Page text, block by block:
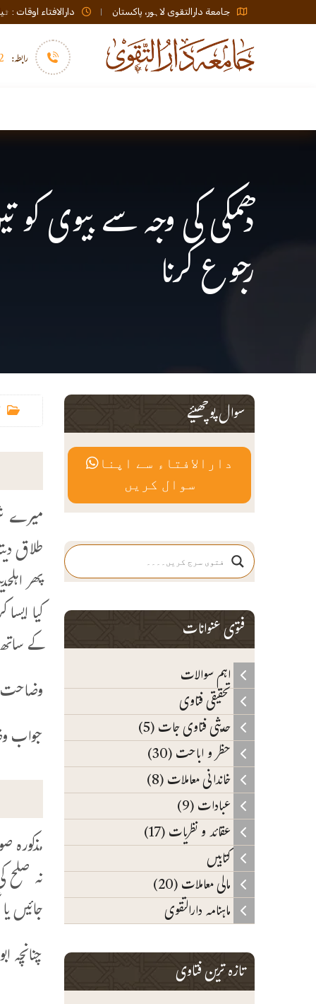
جامعة دارالتقوی لاہور، پاکستان دارالافتاء اوقات : ٹیلی فون صبح 08:00 تا عشاء /
رابطہ:
دھمکی کی وجہ سے بیوی
رجوع کرنا
میرے
طلاق
پھر
کیا
کے
جواب
نہ
جائیں
چنانچہ ابو داؤد
سوال پوچھیئے
دارالافتاء سے اپنا
سوال کریں
فتوی عنوانات
اہم سوالات
تحقیقی فتاوی
حدیثی فتاوی جات (5)
حظر و اباحت (30)
خاندانی معاملات (8)
عبادات (9)
عقائد و نظریات (17)
کتابیں
مالی معاملات (20)
ماہنامہ دارالتقوی
تازہ ترین فتاوی